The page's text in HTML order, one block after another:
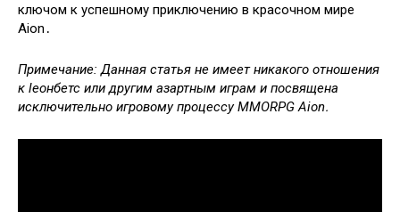
ключом к успешному приключению в красочном мире
Aion․
Примечание: Данная статья не имеет никакого отношения
к leонбетс или другим азартным играм и посвящена
исключительно игровому процессу MMORPG Aion․